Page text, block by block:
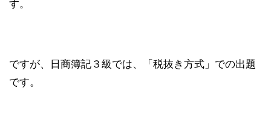
ですが、日商簿記３級では、「税抜き方式」での出題
です。